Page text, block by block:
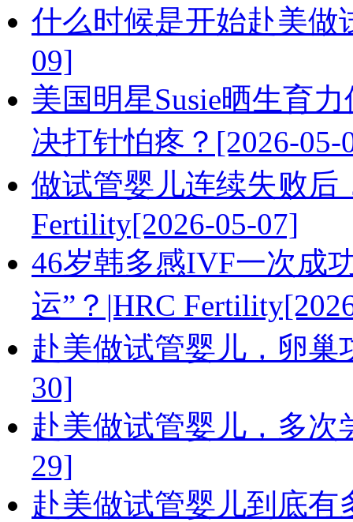
什么时候是开始赴美做
09]
美国明星Susie晒生育
决打针怕疼？[2026-05-
做试管婴儿连续失败后
Fertility[2026-05-07]
46岁韩多感IVF一次成
运”？|HRC
赴美做试管婴儿，卵巢
30]
赴美做试管婴儿，多次
29]
赴美做试管婴儿到底